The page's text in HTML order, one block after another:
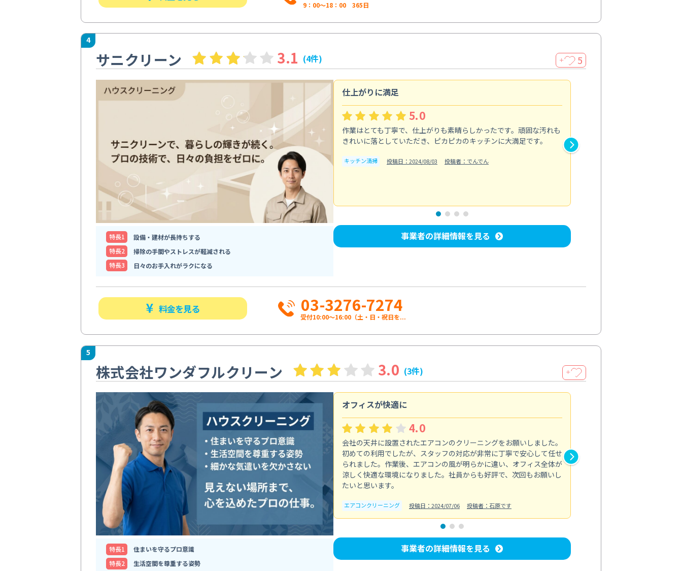
9：00～18：00 365日
4
サニクリーン 3.1 (4件) ＋ 5
特⻑1
設備・建材が長持ちする
特⻑2
掃除の手間やストレスが軽減される
特⻑3
日々のお手入れがラクになる
仕上がりに満足
5.0
作業はとても丁寧で、仕上がりも素晴らしかったです。頑固な汚れも
きれいに落としていただき、ピカピカのキッチンに大満足です。
キッチン清掃 投稿日：2024/08/03 投稿者：でんでん
事業者の詳細情報を見る
料金を見る 03-3276-7274
受付10:00〜16:00（土・日・祝日を...
5
株式会社ワンダフルクリーン 3.0 (3件) ＋
特⻑1
住まいを守るプロ意識
特⻑2
生活空間を尊重する姿勢
オフィスが快適に
4.0
会社の天井に設置されたエアコンのクリーニングをお願いしました。
初めての利用でしたが、スタッフの対応が非常に丁寧で安心して任せ
られました。作業後、エアコンの風が明らかに違い、オフィス全体が
涼しく快適な環境になりました。社員からも好評で、次回もお願いし
たいと思います。
エアコンクリーニング 投稿日：2024/07/06 投稿者：石原です
事業者の詳細情報を見る